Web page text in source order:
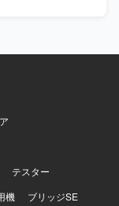
、NETM）
テスター
機
ブリッジSE